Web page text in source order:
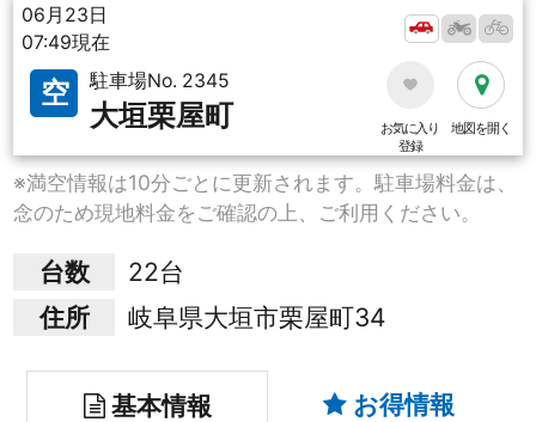
06月23日
07:49現在
空 駐車場No. 2345
大垣栗屋町
お気に入り
登録
地図を開く
※満空情報は10分ごとに更新されます。駐車場料金は、
念のため現地料金をご確認の上、ご利用ください。
台数
22台
住所
岐阜県大垣市栗屋町34
基本情報 お得情報